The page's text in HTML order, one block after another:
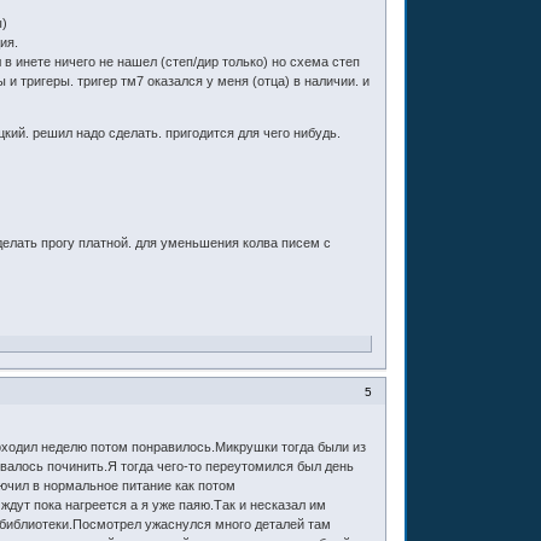
инете ничего не нашел (степ/дир только) но схема степ
тригеры. тригер тм7 оказался у меня (отца) в наличии. и
решил надо сделать. пригодится для чего нибудь.
прогу платной. для уменьшения колва писем с
5
неделю потом понравилось.Микрушки тогда были из
починить.Я тогда чего-то переутомился был день
в нормальное питание как потом
пока нагреется а я уже паяю.Так и несказал им
ужаснулся много деталей там